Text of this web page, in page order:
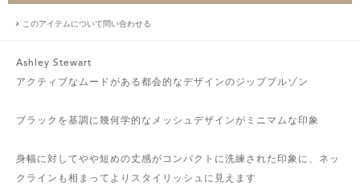
このアイテムについて問い合わせる
Ashley Stewart
アクティブなムードがある都会的なデザインのジップブルゾン
ブラックを基調に幾何学的なメッシュデザインがミニマムな印象
身幅に対してやや短めの丈感がコンパクトに洗練された印象に、ネッ
クラインも相まってよりスタイリッシュに見えます